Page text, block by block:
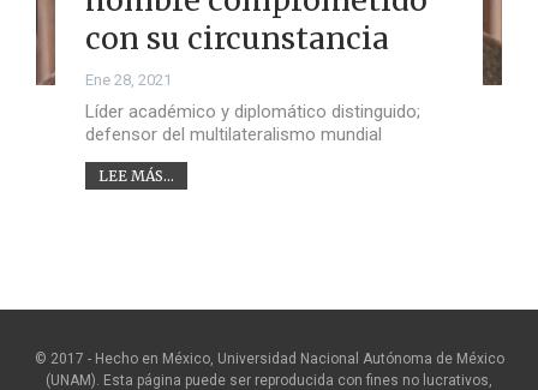
con su circunstancia
Ene 28, 2021
Líder académico y diplomático distinguido;
defensor del multilateralismo mundial
LEE MÁS...
© 2017 - Hecho en México, Universidad Nacional Autónoma de México
(UNAM). Esta página puede ser reproducida con fines no lucrativos,